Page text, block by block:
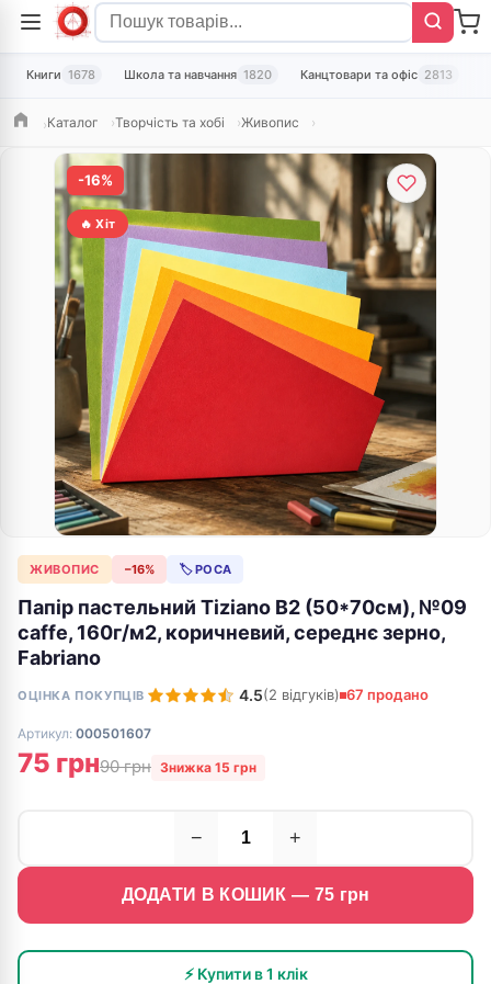
Книги 1678 Школа та навчання 1820 Канцтовари та офіс 2813
ГоловнаКаталог Творчість та хобі Живопис
-16%
🔥 Хіт
ЖИВОПИС −16% 🏷 РОСА
Папір пастельний Tiziano B2 (50*70см), №09
caffe, 160г/м2, коричневий, середнє зерно,
Fabriano
ОЦІНКА ПОКУПЦІВ 4.5(2 відгуків) 67 продано
Артикул: 000501607
75 грн90 грн Знижка 15 грн
− +
ДОДАТИ В КОШИК — 75 грн
⚡ Купити в 1 клік